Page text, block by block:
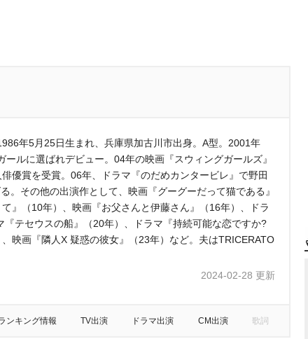
年5月25日生まれ、兵庫県加古川市出身。A型。2001年
ールに選ばれデビュー。04年の映画『スウィングガールズ』
優賞を受賞。06年、ドラマ『のだめカンタービレ』で野田
。その他の出演作として、映画『グーグーだって猫である』
』（10年）、映画『お父さんと伊藤さん』（16年）、ドラ
テセウスの船』（20年）、ドラマ『持続可能な恋ですか?
映画『隣人X 疑惑の彼女』（23年）など。夫はTRICERATO
2024-02-28 更新
ンキング情報 TV出演 ドラマ出演 CM出演 歌詞